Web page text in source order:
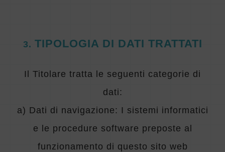
3. TIPOLOGIA DI DATI TRATTATI
Il Titolare tratta le seguenti categorie di
dati:
a) Dati di navigazione: I sistemi informatici
e le procedure software preposte al
funzionamento di questo sito web